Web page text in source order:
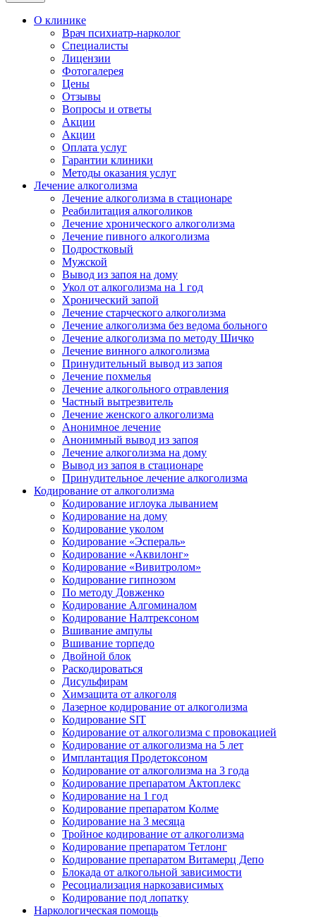
О клинике
Врач психиатр-нарколог
Специалисты
Лицензии
Фотогалерея
Цены
Отзывы
Вопросы и ответы
Акции
Акции
Оплата услуг
Гарантии клиники
Методы оказания услуг
Лечение алкоголизма
Лечение алкоголизма в стационаре
Реабилитация алкоголиков
Лечение хронического алкоголизма
Лечение пивного алкоголизма
Подростковый
Мужской
Вывод из запоя на дому
Укол от алкоголизма на 1 год
Хронический запой
Лечение старческого алкоголизма
Лечение алкоголизма без ведома больного
Лечение алкоголизма по методу Шичко
Лечение винного алкоголизма
Принудительный вывод из запоя
Лечение похмелья
Лечение алкогольного отравления
Частный вытрезвитель
Лечение женского алкоголизма
Анонимное лечение
Анонимный вывод из запоя
Лечение алкоголизма на дому
Вывод из запоя в стационаре
Принудительное лечение алкоголизма
Кодирование от алкоголизма
Кодирование иглоука лыванием
Кодирование на дому
Кодирование уколом
Кодирование «Эспераль»
Кодирование «Аквилонг»
Кодирование «Вивитролом»
Кодирование гипнозом
По методу Довженко
Кодирование Алгоминалом
Кодирование Налтрексоном
Вшивание ампулы
Вшивание торпедо
Двойной блок
Раскодироваться
Дисульфирам
Химзащита от алкоголя
Лазерное кодирование от алкоголизма
Кодирование SIT
Кодирование от алкоголизма с провокацией
Кодирование от алкоголизма на 5 лет
Имплантация Продетоксоном
Кодирование от алкоголизма на 3 года
Кодирование препаратом Актоплекс
Кодирование на 1 год
Кодирование препаратом Колме
Кодирование на 3 месяца
Тройное кодирование от алкоголизма
Кодирование препаратом Тетлонг
Кодирование препаратом Витамерц Депо
Блокада от алкогольной зависимости
Ресоциализация наркозависимых
Кодирование под лопатку
Наркологическая помощь